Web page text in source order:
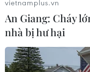
vietnamplus.vn
An Giang: Cháy
nhà bị hư hại